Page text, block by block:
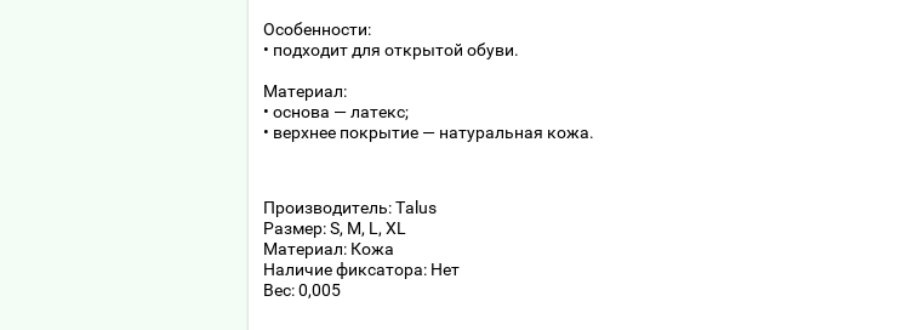
Особенности:
• подходит для открытой обуви.
Материал:
• основа — латекс;
• верхнее покрытие — натуральная кожа.
Производитель: Talus
Размер: S, M, L, XL
Материал: Кожа
Наличие фиксатора: Нет
Вес: 0,005